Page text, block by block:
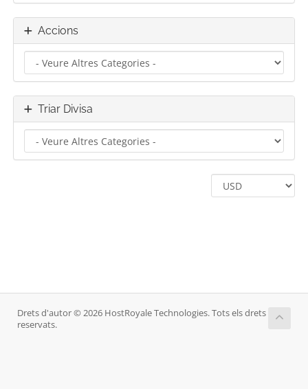
Accions
Triar Divisa
Drets d'autor © 2026 HostRoyale Technologies. Tots els drets
reservats.